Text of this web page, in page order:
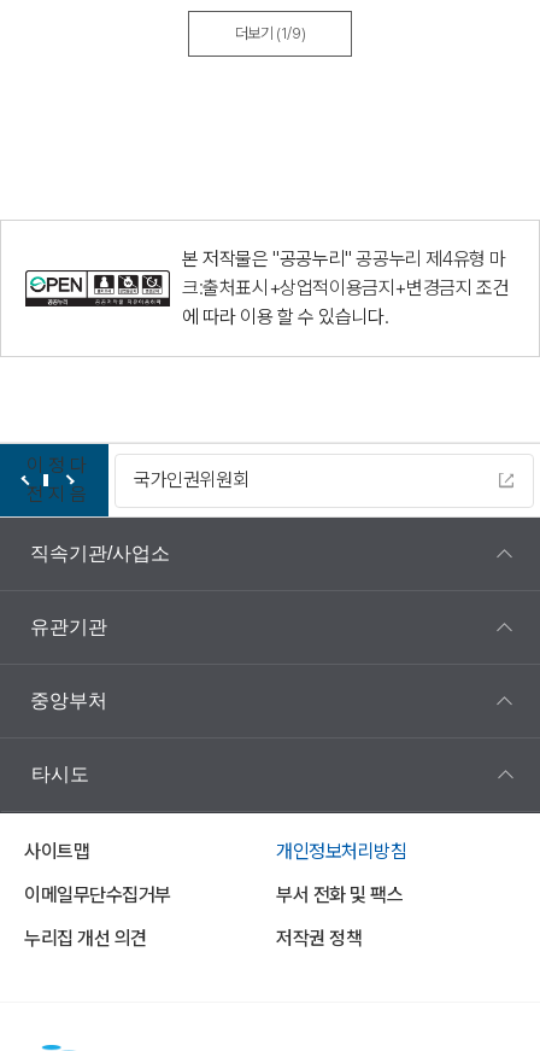
더보기 (1/9)
본 저작물은 "공공누리"공공누리 제4유형 마
크:출처표시+상업적이용금지+변경금지 조건
에 따라 이용 할 수 있습니다.
이
전
정
지
다
음
다누리
직속기관/사업소
유관기관
중앙부처
타시도
사이트맵
개인정보처리방침
이메일무단수집거부
부서 전화 및 팩스
누리집 개선 의견
저작권 정책